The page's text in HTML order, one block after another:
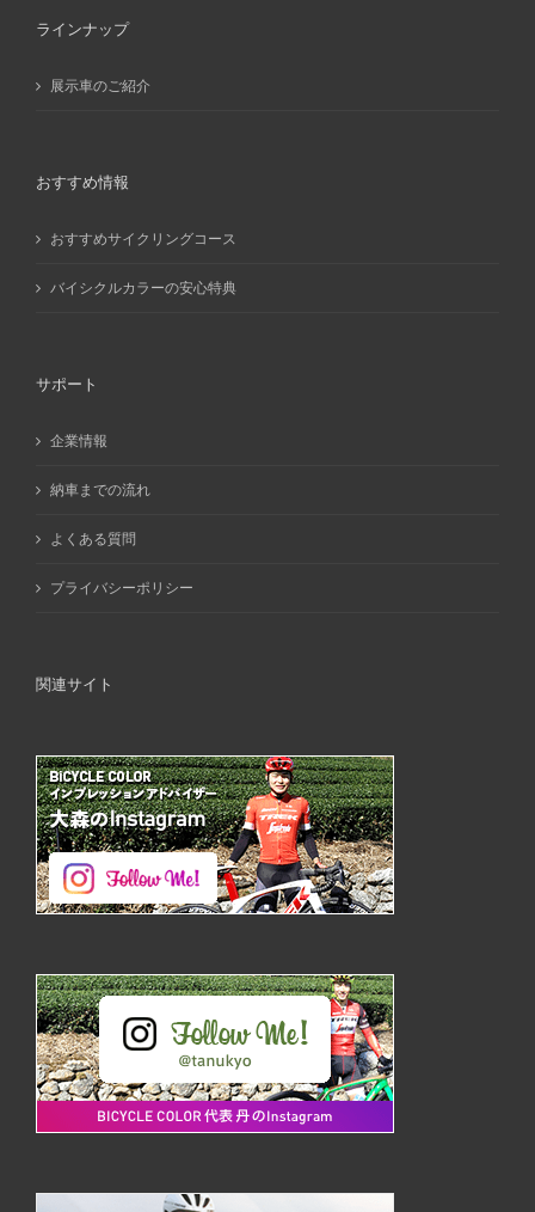
ラインナップ
展示車のご紹介
おすすめ情報
おすすめサイクリングコース
バイシクルカラーの安心特典
サポート
企業情報
納車までの流れ
よくある質問
プライバシーポリシー
関連サイト